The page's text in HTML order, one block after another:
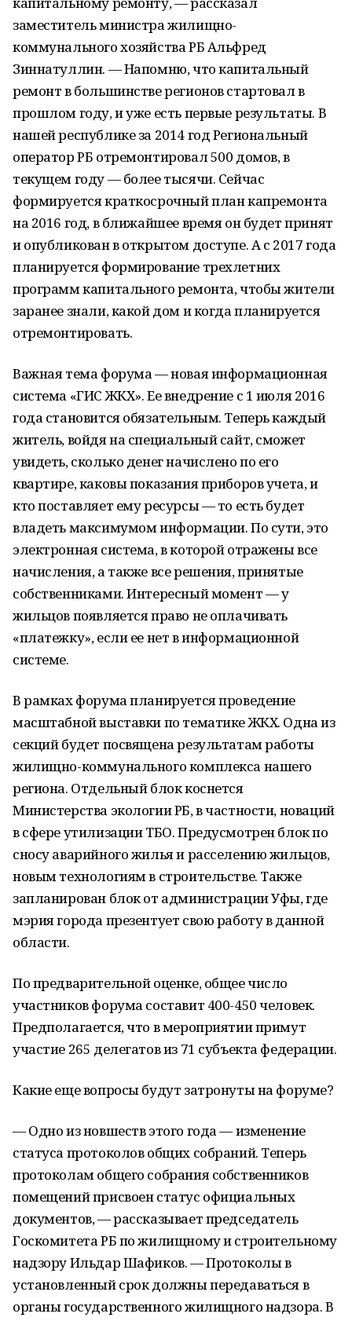
заместитель министра жилищно-
коммунального хозяйства РБ Альфред
Зиннатуллин. — Напомню, что капитальный
ремонт в большинстве регионов стартовал в
прошлом году, и уже есть первые результаты. В
нашей республике за 2014 год Региональный
оператор РБ отремонтировал 500 домов, в
текущем году — более тысячи. Сейчас
формируется краткосрочный план капремонта
на 2016 год, в ближайшее время он будет принят
и опубликован в открытом доступе. А с 2017 года
планируется формирование трехлетних
программ капитального ремонта, чтобы жители
заранее знали, какой дом и когда планируется
отремонтировать.
Важная тема форума — новая информационная
система «ГИС ЖКХ». Ее внедрение с 1 июля 2016
года становится обязательным. Теперь каждый
житель, войдя на специальный сайт, сможет
увидеть, сколько денег начислено по его
квартире, каковы показания приборов учета, и
кто поставляет ему ресурсы — то есть будет
владеть максимумом информации. По сути, это
электронная система, в которой отражены все
начисления, а также все решения, принятые
собственниками. Интересный момент — у
жильцов появляется право не оплачивать
«платежку», если ее нет в информационной
системе.
В рамках форума планируется проведение
масштабной выставки по тематике ЖКХ. Одна из
секций будет посвящена результатам работы
жилищно-коммунального комплекса нашего
региона. Отдельный блок коснется
Министерства экологии РБ, в частности, новаций
в сфере утилизации ТБО. Предусмотрен блок по
сносу аварийного жилья и расселению жильцов,
новым технологиям в строительстве. Также
запланирован блок от администрации Уфы, где
мэрия города презентует свою работу в данной
области.
По предварительной оценке, общее число
участников форума составит 400-450 человек.
Предполагается, что в мероприятии примут
участие 265 делегатов из 71 субъекта федерации.
Какие еще вопросы будут затронуты на форуме?
— Одно из новшеств этого года — изменение
статуса протоколов общих собраний. Теперь
протоколам общего собрания собственников
помещений присвоен статус официальных
документов, — рассказывает председатель
Госкомитета РБ по жилищному и строительному
надзору Ильдар Шафиков. — Протоколы в
установленный срок должны передаваться в
органы государственного жилищного надзора. В